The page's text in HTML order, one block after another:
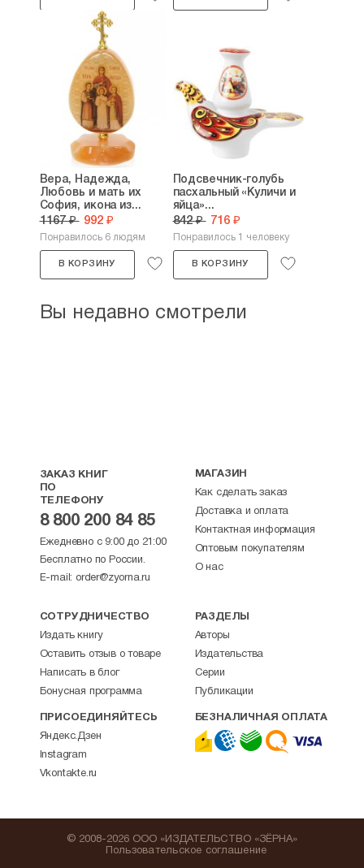
Вера, Надежда,
Любовь и мать их
София, икона из...
1167 ₽ 992 ₽
Понравилось 6 людям
В КОРЗИНУ
Подсвечник-голубь
пасхальный «Куличи и
яйца»...
842 ₽ 716 ₽
Понравилось 1 человеку
В КОРЗИНУ
Вы недавно смотрели
ЗАКАЗ КНИГ
ПО
ТЕЛЕФОНУ
8 800 200 84 85
Ежедневно с 9:00 до 21:00
Бесплатно по России.
E-mail: order@zyorna.ru
МАГАЗИН
Как сделать заказ
Доставка и оплата
Контактная информация
Оптовым покупателям
О нас
СОТРУДНИЧЕСТВО
Издать книгу
Оставить отзыв о товаре
Написать в блог
Бонусная программа
РАЗДЕЛЫ
Авторы
Издательства
Серии
Публикации
ПРИСОЕДИНЯЙТЕСЬ
Яндекс.Дзен
Instagram
Vkontakte.ru
БЕЗНАЛИЧНАЯ ОПЛАТА
© 2008-2026 ООО «ИЗДАТЕЛЬСТВО «ЗЁРНА»
Пользовательское соглашение